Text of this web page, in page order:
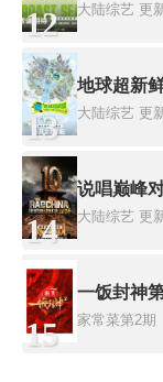
12 大陆综艺 更
13
地球超新
大陆综艺 更
14
说唱巅峰
大陆综艺 更
15
一饭封神
家常菜第2期